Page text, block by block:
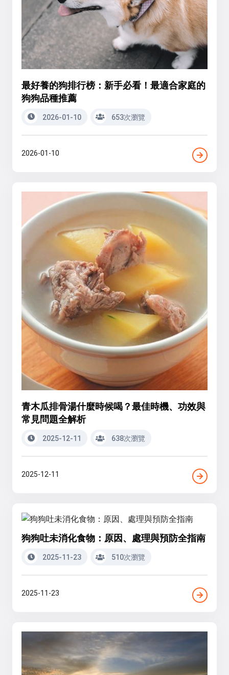
最好養的狗排行榜：新手必看！最適合家庭的
狗狗品種推薦
2026-01-10 653次瀏覽
2026-01-10
青木瓜排骨湯什麼時候喝？最佳時機、功效與
常見問題全解析
2025-12-11 638次瀏覽
2025-12-11
狗狗吐未消化食物：原因、處理與預防全指南
2025-11-23 510次瀏覽
2025-11-23